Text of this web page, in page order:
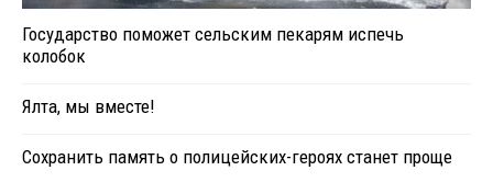
Государство поможет сельским пекарям испечь
колобок
Ялта, мы вместе!
Сохранить память о полицейских-героях станет проще